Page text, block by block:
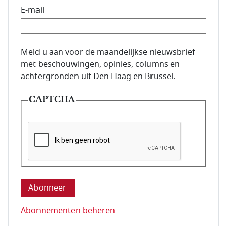
E-mail
E-mailadres van de abonnee.
Meld u aan voor de maandelijkse nieuwsbrief
met beschouwingen, opinies, columns en
achtergronden uit Den Haag en Brussel.
CAPTCHA
Deze vraag is om te controleren dat u een mens
Abonnementen beheren